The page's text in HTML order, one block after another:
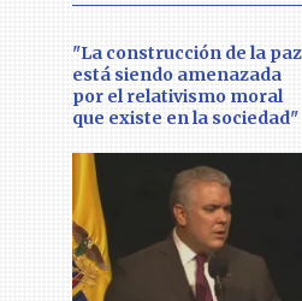
"La construcción de la paz
está siendo amenazada
por el relativismo moral
que existe en la sociedad"